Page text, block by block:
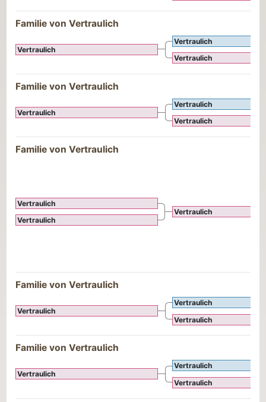
Familie von Vertraulich
Vertraulich
Vertraulich
Vertraulich
Familie von Vertraulich
Vertraulich
Vertraulich
Vertraulich
Familie von Vertraulich
Vertraulich
Vertraulich
Vertraulich
Familie von Vertraulich
Vertraulich
Vertraulich
Vertraulich
Familie von Vertraulich
Vertraulich
Vertraulich
Vertraulich